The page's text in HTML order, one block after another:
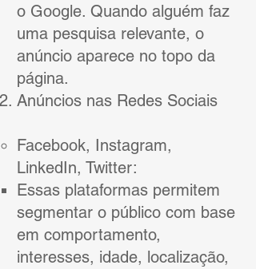
o Google. Quando alguém faz
uma pesquisa relevante, o
anúncio aparece no topo da
página.
Anúncios nas Redes Sociais
Facebook, Instagram,
LinkedIn, Twitter:
Essas plataformas permitem
segmentar o público com base
em comportamento,
interesses, idade, localização,